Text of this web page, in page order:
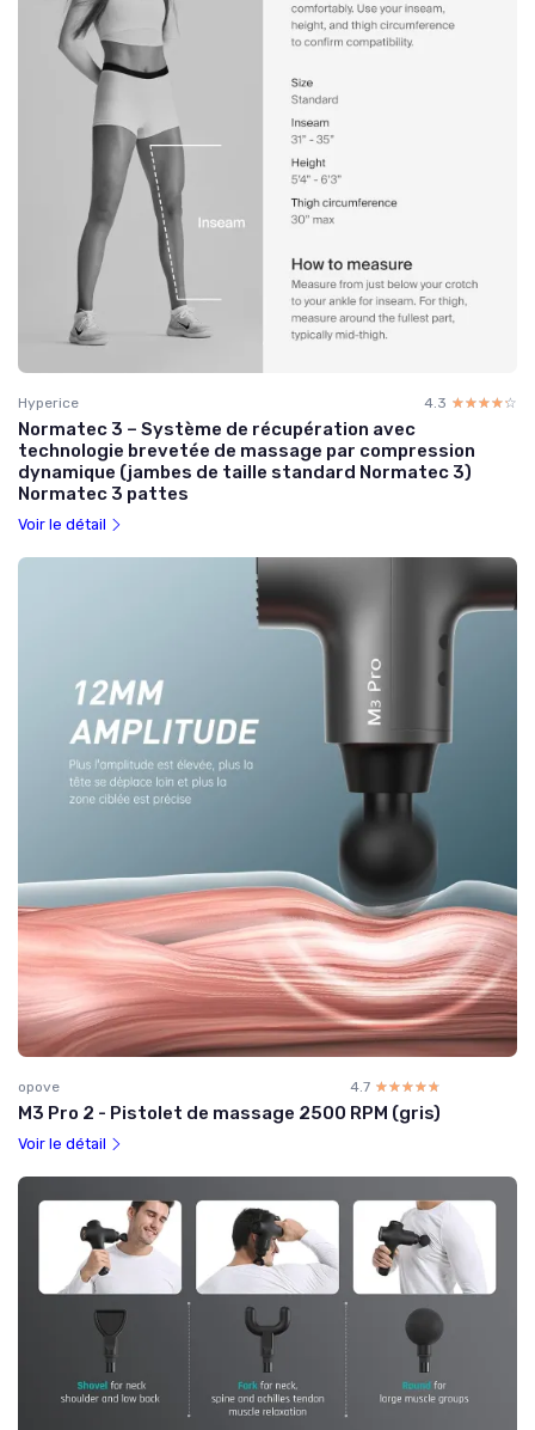
Hyperice 4.3 ☆☆☆☆☆
★★★★★
Normatec 3 – Système de récupération avec
technologie brevetée de massage par compression
dynamique (jambes de taille standard Normatec 3)
Normatec 3 pattes
Voir le détail
opove 4.7 ☆☆☆☆☆
★★★★★
M3 Pro 2 - Pistolet de massage 2500 RPM (gris)
Voir le détail